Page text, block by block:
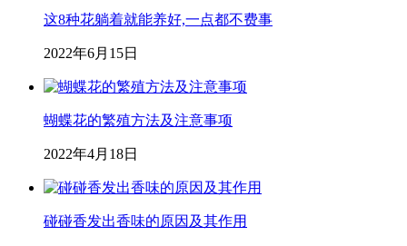
这8种花躺着就能养好,一点都不费事
2022年6月15日
蝴蝶花的繁殖方法及注意事项
2022年4月18日
碰碰香发出香味的原因及其作用